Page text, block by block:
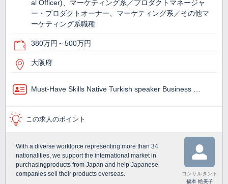
al Officer)、マーケティング系／プロダクトマネージャ
ー・プロダクトオーナー、マーケティング系／その他マ
ーケティング系職種
380万円～500万円
大阪府
Must-Have Skills Native Turkish speaker Business …
この求人のポイント
With a diverse workforce representing more than 34
nationalities, we support the international market in
purchasingproducts from Japan and help Japanese
companies sell their products overseas.
コンサルタント
福本 絵美子